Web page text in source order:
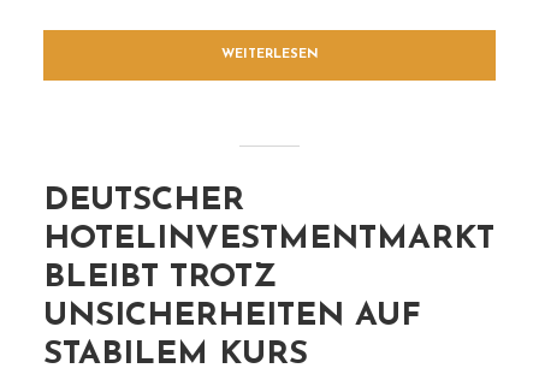
WEITERLESEN
DEUTSCHER
HOTELINVESTMENTMARKT
BLEIBT TROTZ
UNSICHERHEITEN AUF
STABILEM KURS